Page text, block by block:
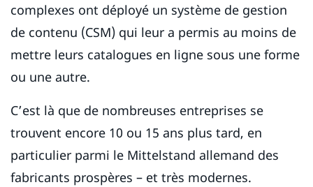
complexes ont déployé un système de gestion
de contenu (CSM) qui leur a permis au moins de
mettre leurs catalogues en ligne sous une forme
ou une autre.
C’est là que de nombreuses entreprises se
trouvent encore 10 ou 15 ans plus tard, en
particulier parmi le Mittelstand allemand des
fabricants prospères – et très modernes.